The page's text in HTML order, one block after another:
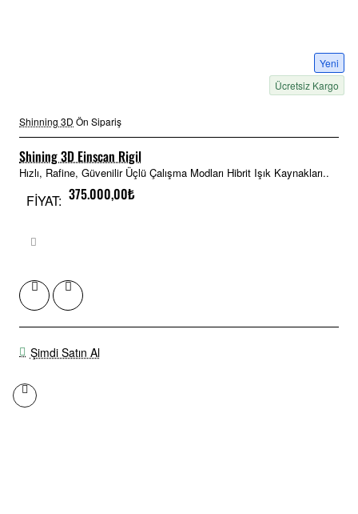
Yeni
Ücretsiz Kargo
Shinning 3D Ön Sipariş
Shining 3D Einscan Rigil
Hızlı, Rafine, Güvenilir Üçlü Çalışma Modları Hibrit Işık Kaynakları..
FİYAT: 375.000,00₺
Şimdi Satın Al